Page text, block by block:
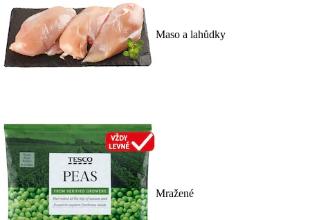
Maso a lahůdky
Mražené